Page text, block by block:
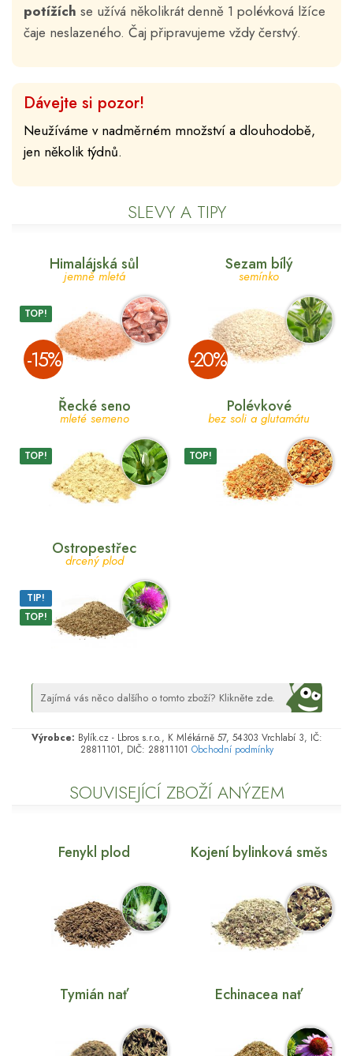
potížích se užívá několikrát denně 1 polévková lžíce
čaje neslazeného. Čaj připravujeme vždy čerstvý.
Dávejte si pozor!
Neužíváme v nadměrném množství a dlouhodobě,
jen několik týdnů.
SLEVY A TIPY
Himalájská sůl
jemně mletá
TOP!
­-15%
Sezam bílý
semínko
­-20%
Řecké seno
mleté semeno
TOP!
Polévkové
bez soli a glutamátu
TOP!
Ostropestřec
drcený plod
TIP!
TOP!
Zajímá vás něco dalšího o tomto zboží? Klikněte zde.
Výrobce: Bylík.cz - Lbros s.r.o., K Mlékárně 57, 54303 Vrchlabí 3, IČ:
28811101, DIČ: 28811101 Obchodní podmínky
SOUVISEJÍCÍ ZBOŽÍ ANÝZEM
Fenykl plod Kojení bylinková směs
Tymián nať Echinacea nať